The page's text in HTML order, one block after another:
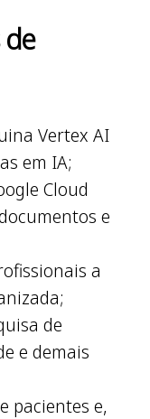
Vertex AI
em IA;
Cloud
e
a
de
e demais
pacientes e,